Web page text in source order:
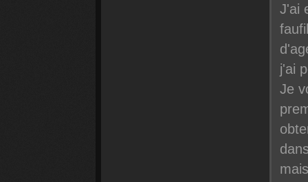
J'ai
j'ai
Je